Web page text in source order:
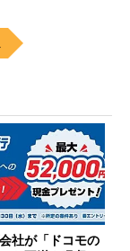
社が「ドコモの